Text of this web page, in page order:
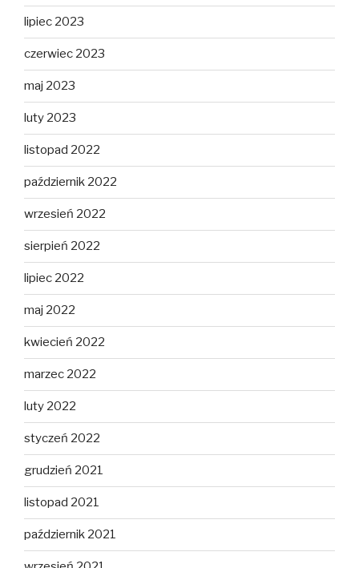
lipiec 2023
czerwiec 2023
maj 2023
luty 2023
listopad 2022
październik 2022
wrzesień 2022
sierpień 2022
lipiec 2022
maj 2022
kwiecień 2022
marzec 2022
luty 2022
styczeń 2022
grudzień 2021
listopad 2021
październik 2021